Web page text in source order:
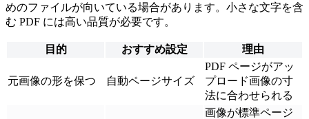
めのファイルが向いている場合があります。小さな文字を含
む PDF には高い品質が必要です。
目的 おすすめ設定 理由
元画像の形を保つ 自動ページサイズ
PDF ページがアッ
プロード画像の寸
法に合わせられる
画像が標準ページ